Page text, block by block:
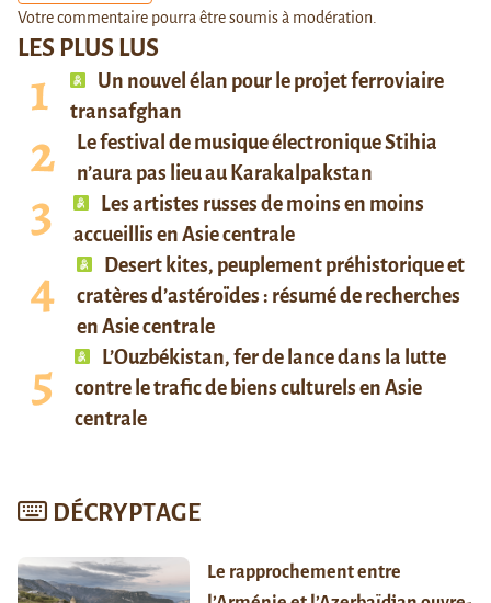
LES PLUS LUS
Un nouvel élan pour le projet ferroviaire
transafghan
Le festival de musique électronique Stihia
n’aura pas lieu au Karakalpakstan
Les artistes russes de moins en moins
accueillis en Asie centrale
Desert kites, peuplement préhistorique et
cratères d’astéroïdes : résumé de recherches
en Asie centrale
L’Ouzbékistan, fer de lance dans la lutte
contre le trafic de biens culturels en Asie
centrale
DÉCRYPTAGE
Le rapprochement entre
Votre commentaire pourra être soumis à modération.